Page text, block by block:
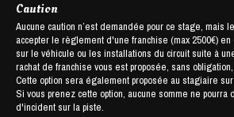
Caution
Aucune caution n’est demandée pour ce stage, mais
accepter le règlement d'une franchise (max 2500€)
sur le véhicule ou les installations du circuit suite à
rachat de franchise vous est proposée, sans
Cette option sera également proposée au stagiaire
Si vous prenez cette option, aucune somme ne
d'incident sur la piste.